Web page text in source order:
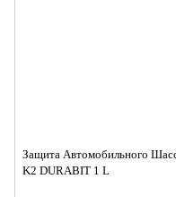
Защита Автомобильного
K2 DURABIT 1 L